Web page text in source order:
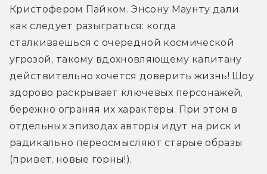
Кристофером Пайком. Энсону Маунту дали
как следует разыграться: когда
сталкиваешься с очередной космической
угрозой, такому вдохновляющему капитану
действительно хочется доверить жизнь! Шоу
здорово раскрывает ключевых персонажей,
бережно ограняя их характеры. При этом в
отдельных эпизодах авторы идут на риск и
радикально переосмысляют старые образы
(привет, новые горны!).